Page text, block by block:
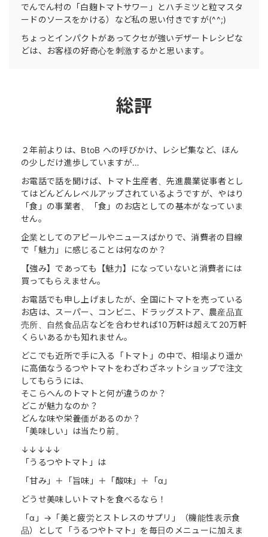
でんでん村の「白麹トマトサワー」とハチミツと粒マスタ
ードのソースをかける）など私の思い付きですが(^^;)
ちょっとインパクトがあってクセが強いデザートレシピな
どは、お客様の好奇心を刺激するかと思います。
総評
２年前よりは、BtoB への呼びかけ、レシピ集など、ほん
の少しだけ進歩していますが…
お電話で話を聞けば、トマト生産者、先進農業従事者とし
てはどんどんレベルアップされているようですが、やはり
「食」の事業者、「食」のお店としての基本がなっていま
せん。
企業としてのアピールやニュースばかりで、消費者の目線
で「魅力」に感じることは何なのか？
【強み】であっても【魅力】になっていないと消費者には
買ってもらえません。
お電話でも申し上げましたが、全国にトマトを売っている
お店は、スーパー、コンビニ、ドラッグストア、農産品直
売所、自然食品店などを合わせれば10万軒は超えて20万軒
くらいあるかも知れません。
どこでも近所で手に入る「トマト」の中で、相場より遥か
に高価なうるつやトマトをわざわざネットショップで注文
してもらうには、
そこらへんのトマトと何が違うのか？
どこが魅力なのか？
どんな味や栄養価があるのか？
「美味しい」は当たり前。
↓↓↓↓↓
「うるつやトマト」は
「甘み」＋「旨味」＋「酸味」＋「α」
どうせ美味しいトマトを食べるなら！
「α」→「美と疲労とストレスのサプリ」（機能性表示食
品）として「うるつやトマト」を毎日のメニューに加えま